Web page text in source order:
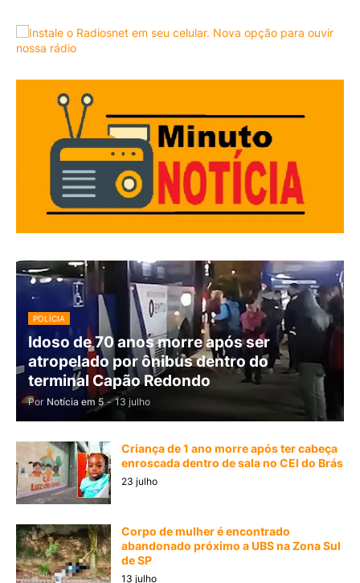
POLÍCIA
Idoso de 70 anos morre após ser
atropelado por ônibus dentro do
terminal Capão Redondo
Por Notícia em 5 - 13 julho
Criança de 1 ano morre após ter cabeça
enroscada dentro de sala no CEI do Brás
23 julho
Corpo de mulher é encontrado
abandonado próximo a UBS na Zona Sul
de SP
13 julho